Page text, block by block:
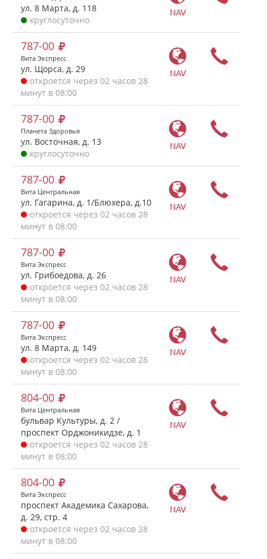
NAV
ул. 8 Марта, д. 118
круглосуточно
NAV
787-00
Вита Экспресс
ул. Щорса, д. 29
откроется через 02 часов 28
минут в 08:00
NAV
787-00
Планета Здоровья
ул. Восточная, д. 13
круглосуточно
NAV
787-00
Вита Центральная
ул. Гагарина, д. 1/Блюхера, д.10
откроется через 02 часов 28
минут в 08:00
NAV
787-00
Вита Экспресс
ул. Грибоедова, д. 26
откроется через 02 часов 28
минут в 08:00
NAV
787-00
Вита Экспресс
ул. 8 Марта, д. 149
откроется через 02 часов 28
минут в 08:00
NAV
804-00
Вита Центральная
бульвар Культуры, д. 2 /
проспект Орджоникидзе, д. 1
откроется через 02 часов 28
минут в 08:00
NAV
804-00
Вита Экспресс
проспект Академика Сахарова,
д. 29, стр. 4
откроется через 02 часов 28
минут в 08:00